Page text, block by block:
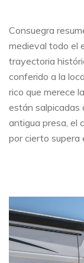
Consuegra
medieval todo el
trayectoria
conferido a la
rico que merece
están salpicadas
antigua presa, el
por cierto supera